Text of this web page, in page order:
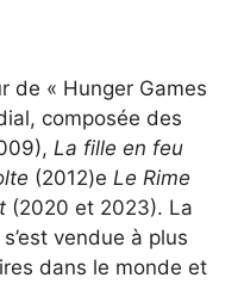
de « Hunger Games
composée des
La fille en feu
(2012)e Le Rime
(2020 et 2023). La
vendue à plus
dans le monde et